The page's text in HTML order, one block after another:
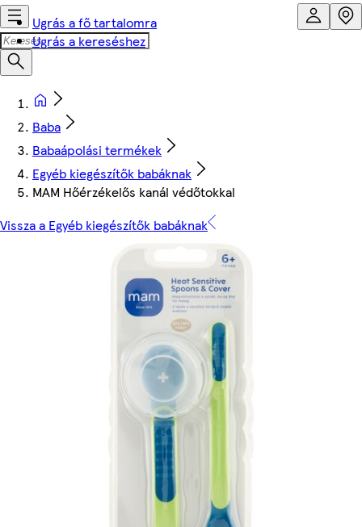
Ugrás a fő tartalomra
Ugrás a kereséshez
Baba
Babaápolási termékek
Egyéb kiegészítők babáknak
MAM Hőérzékelős kanál védőtokkal
Vissza a Egyéb kiegészítők babáknak